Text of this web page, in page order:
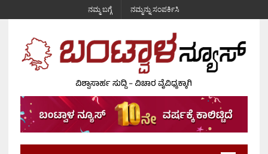
ನಮ್ಮ ಬಗ್ಗೆ ನಮ್ಮನ್ನು ಸಂಪರ್ಕಿಸಿ